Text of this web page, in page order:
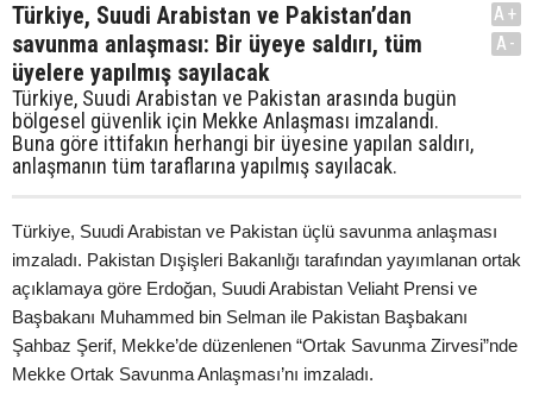
Türkiye, Suudi Arabistan ve Pakistan’dan
savunma anlaşması: Bir üyeye saldırı, tüm
üyelere yapılmış sayılacak
Türkiye, Suudi Arabistan ve Pakistan arasında bugün
bölgesel güvenlik için Mekke Anlaşması imzalandı.
Buna göre ittifakın herhangi bir üyesine yapılan saldırı,
anlaşmanın tüm taraflarına yapılmış sayılacak.
A+
A-
Türkiye, Suudi Arabistan ve Pakistan üçlü savunma anlaşması
imzaladı. Pakistan Dışişleri Bakanlığı tarafından yayımlanan ortak
açıklamaya göre Erdoğan, Suudi Arabistan Veliaht Prensi ve
Başbakanı Muhammed bin Selman ile Pakistan Başbakanı
Şahbaz Şerif, Mekke’de düzenlenen “Ortak Savunma Zirvesi”nde
Mekke Ortak Savunma Anlaşması’nı imzaladı.